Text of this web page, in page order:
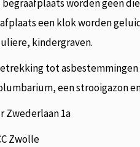
begraafplaats worden geen
een klok worden
kindergraven.
tot
een strooigazon
Zwederlaan 1a
Zwolle